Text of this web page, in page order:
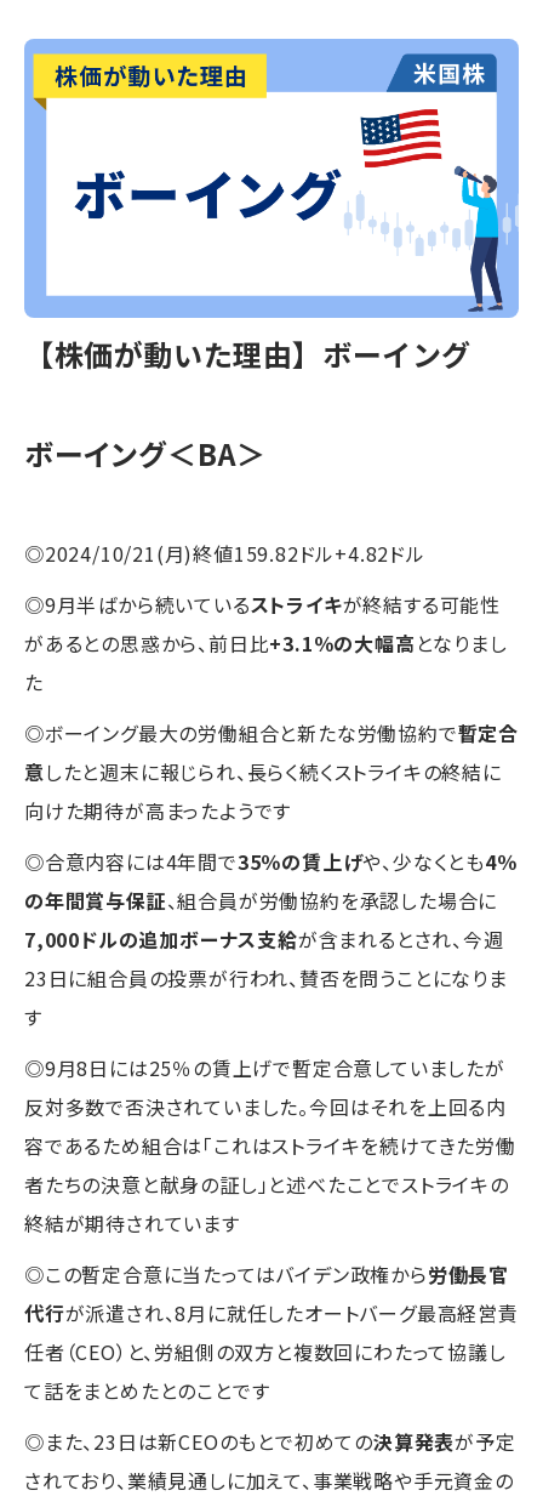
【株価が動いた理由】ボーイング
ボーイング＜BA＞
◎2024/10/21(月)終値159.82ドル+4.82ドル
◎9月半ばから続いているストライキが終結する可能性
があるとの思惑から、前日比+3.1％の大幅高 となりまし
た
◎ボーイング最大の労働組合と新たな労働協約で暫定合
意したと週末に報じられ、長らく続くストライキの終結に
向けた期待が高まったようです
◎合意内容には4年間で35％の賃上げや、少なくとも4％
の年間賞与保証、組合員が労働協約を承認した場合に
7,000ドルの追加ボーナス支給が含まれるとされ、今週
23日に組合員の投票が行われ、賛否を問うことになりま
す
◎9月8日には25％の賃上げで暫定合意していましたが
反対多数で否決されていました。今回はそれを上回る内
容であるため組合は「これはストライキを続けてきた労働
者たちの決意と献身の証し」と述べたことでストライキの
終結が期待されています
◎この暫定合意に当たってはバイデン政権から労働長官
代行が派遣され、8月に就任したオートバーグ最高経営責
任者（CEO）と、労組側の双方と複数回にわたって協議し
て話をまとめたとのことです
◎また、23日は新CEOのもとで初めての決算発表が予定
されており、業績見通しに加えて、事業戦略や手元資金の